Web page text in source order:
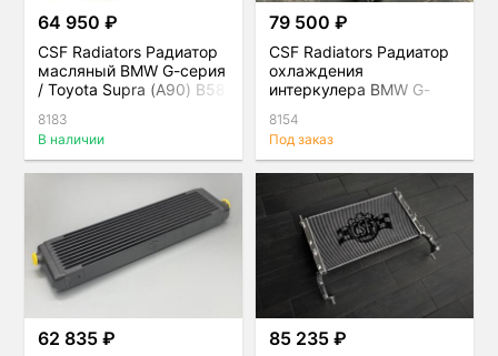
64 950 ₽
CSF Radiators Радиатор
масляный BMW G-серия
/ Toyota Supra (A90) B58
8183
В наличии
79 500 ₽
CSF Radiators Радиатор
охлаждения
интеркулера BMW G-
(A90) B58
8154
Под заказ
62 835 ₽ 85 235 ₽